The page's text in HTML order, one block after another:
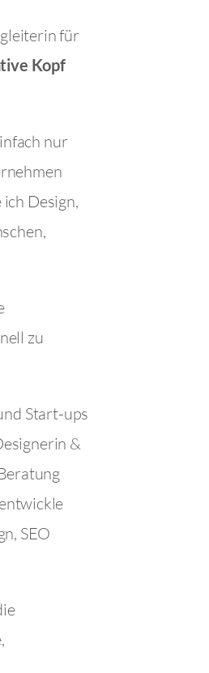
für
Kopf
nur
Design,
zu
Start-ups
&
SEO